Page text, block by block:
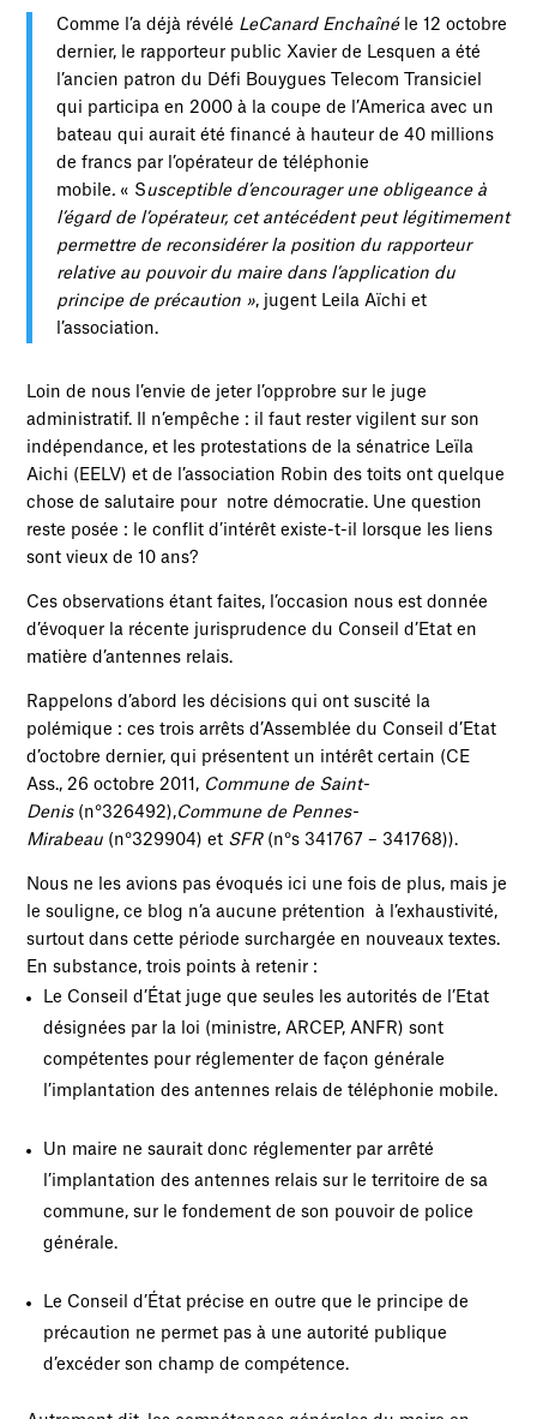
Comme l’a déjà révélé LeCanard Enchaînéle 12 octobre
dernier, le rapporteur public Xavier de Lesquen a été
l’ancien patron du Défi Bouygues Telecom Transiciel
qui participa en 2000 à la coupe de l’America avec un
bateau qui aurait été financé à hauteur de 40 millions
de francs par l’opérateur de téléphonie
mobile. « Susceptible d’encourager une obligeance à
l’égard de l’opérateur, cet antécédent peut légitimement
permettre de reconsidérer la position du rapporteur
relative au pouvoir du maire dans l’application du
principe de précaution », jugent Leila Aïchi et
l’association.
Loin de nous l’envie de jeter l’opprobre sur le juge
administratif. Il n’empêche : il faut rester vigilent sur son
indépendance, et les protestations de la sénatrice Leïla
Aichi (EELV) et de l’association Robin des toits ont quelque
chose de salutaire pour notre démocratie. Une question
reste posée : le conflit d’intérêt existe-t-il lorsque les liens
sont vieux de 10 ans?
Ces observations étant faites, l’occasion nous est donnée
d’évoquer la récente jurisprudence du Conseil d’Etat en
matière d’antennes relais.
Rappelons d’abord les décisions qui ont suscité la
polémique : ces trois arrêts d’Assemblée du Conseil d’Etat
d’octobre dernier, qui présentent un intérêt certain (CE
Ass., 26 octobre 2011, Commune de Saint-
Denis(n°326492),Commune de Pennes-
Mirabeau (n°329904) et SFR(n°s 341767 – 341768)).
Nous ne les avions pas évoqués ici une fois de plus, mais je
le souligne, ce blog n’a aucune prétention à l’exhaustivité,
surtout dans cette période surchargée en nouveaux textes.
En substance, trois points à retenir :
Le Conseil d’État juge que seules les autorités de l’Etat
désignées par la loi (ministre, ARCEP, ANFR) sont
compétentes pour réglementer de façon générale
l’implantation des antennes relais de téléphonie mobile.
Un maire ne saurait donc réglementer par arrêté
l’implantation des antennes relais sur le territoire de sa
commune, sur le fondement de son pouvoir de police
générale.
Le Conseil d’État précise en outre que le principe de
précaution ne permet pas à une autorité publique
d’excéder son champ de compétence.